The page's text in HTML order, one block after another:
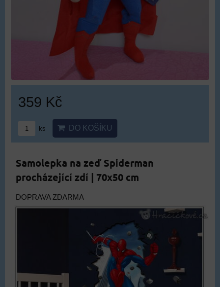
359 Kč
ks DO KOŠÍKU
Samolepka na zeď Spiderman
procházející zdí | 70x50 cm
DOPRAVA ZDARMA